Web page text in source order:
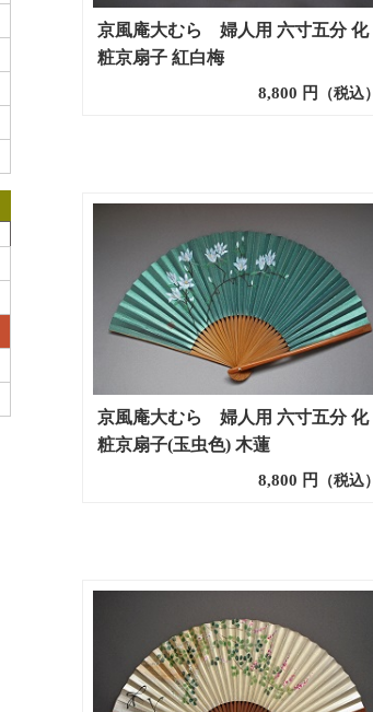
京風庵大むら 婦人用 六寸五分 化
粧京扇子 紅白梅
8,800 円 （税込）
京風庵大むら 婦人用 六寸五分 化
粧京扇子(玉虫色) 木蓮
8,800 円 （税込）